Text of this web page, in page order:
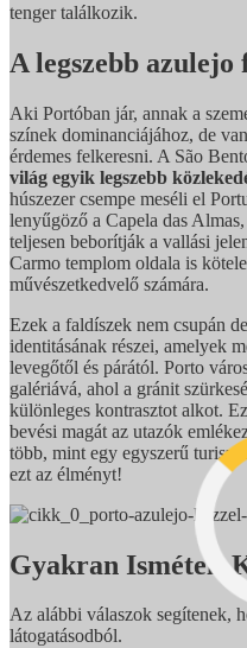
tenger találkozik.
A legszebb azulejo
Aki Portóban jár, annak a
színek dominanciájához, de
érdemes felkeresni. A São
világ egyik legszebb
húszezer csempe meséli el
lenyűgöző a Capela das
teljesen beborítják a vallási
Carmo templom oldala is
művészetkedvelő számára.
Ezek a faldíszek nem csupán
identitásának részei, amelyek
levegőtől és párától. Porto
galériává, ahol a gránit
különleges kontrasztot alkot.
bevési magát az utazók
több, mint egy egyszerű
ezt az élményt!
Gyakran Ismételt
Az alábbi válaszok segítenek,
látogatásodból.